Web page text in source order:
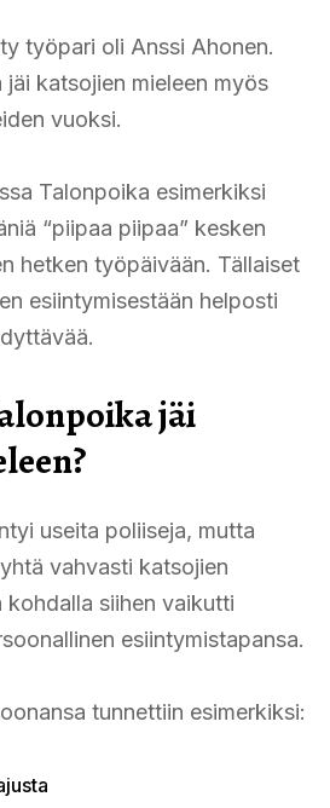
työpari oli Anssi Ahonen.
katsojien mieleen myös
vuoksi.
Talonpoika esimerkiksi
“piipaa piipaa” kesken
hetken työpäivään. Tällaiset
esiintymisestään helposti
jäi
useita poliiseja, mutta
vahvasti katsojien
kohdalla siihen vaikutti
esiintymistapansa.
tunnettiin esimerkiksi: